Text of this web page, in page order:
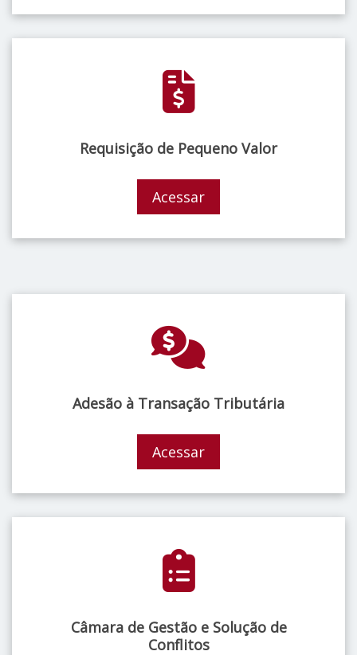
Requisição de Pequeno Valor
Acessar
Adesão à Transação Tributária
Acessar
Câmara de Gestão e Solução de
Conflitos